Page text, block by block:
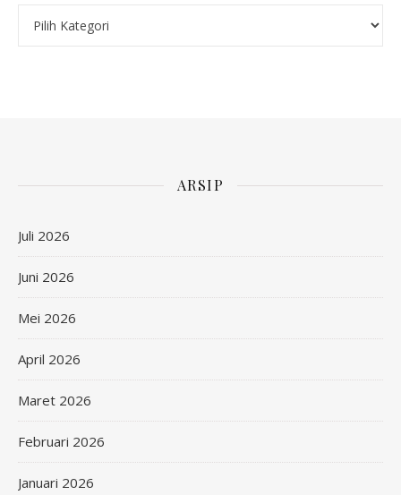
ARSIP
Juli 2026
Juni 2026
Mei 2026
April 2026
Maret 2026
Februari 2026
Januari 2026